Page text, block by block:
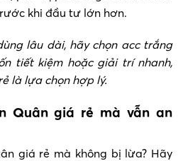
khi đầu tư lớn hơn.
lâu dài, hãy chọn acc trắng
tiết kiệm hoặc giải trí nhanh,
là lựa chọn hợp lý.
Quân giá rẻ mà vẫn an
giá rẻ mà không bị lừa? Hãy